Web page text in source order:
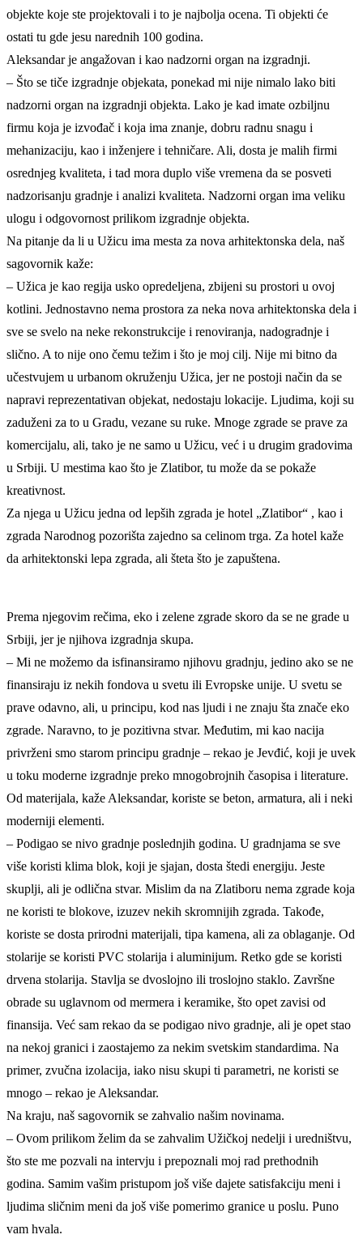
objekte koje ste projektovali i to je najbolja ocena. Ti objekti će
ostati tu gde jesu narednih 100 godina.
Aleksandar je angažovan i kao nadzorni organ na izgradnji.
– Što se tiče izgradnje objekata, ponekad mi nije nimalo lako biti
nadzorni organ na izgradnji objekta. Lako je kad imate ozbiljnu
firmu koja je izvođač i koja ima znanje, dobru radnu snagu i
mehanizaciju, kao i inženjere i tehničare. Ali, dosta je malih firmi
osrednjeg kvaliteta, i tad mora duplo više vremena da se posveti
nadzorisanju gradnje i analizi kvaliteta. Nadzorni organ ima veliku
ulogu i odgovornost prilikom izgradnje objekta.
Na pitanje da li u Užicu ima mesta za nova arhitektonska dela, naš
sagovornik kaže:
– Užica je kao regija usko opredeljena, zbijeni su prostori u ovoj
kotlini. Jednostavno nema prostora za neka nova arhitektonska dela i
sve se svelo na neke rekonstrukcije i renoviranja, nadogradnje i
slično. A to nije ono čemu težim i što je moj cilj. Nije mi bitno da
učestvujem u urbanom okruženju Užica, jer ne postoji način da se
napravi reprezentativan objekat, nedostaju lokacije. Ljudima, koji su
zaduženi za to u Gradu, vezane su ruke. Mnoge zgrade se prave za
komercijalu, ali, tako je ne samo u Užicu, već i u drugim gradovima
u Srbiji. U mestima kao što je Zlatibor, tu može da se pokaže
kreativnost.
Za njega u Užicu jedna od lepših zgrada je hotel „Zlatibor“ , kao i
zgrada Narodnog pozorišta zajedno sa celinom trga. Za hotel kaže
da arhitektonski lepa zgrada, ali šteta što je zapuštena.
Prema njegovim rečima, eko i zelene zgrade skoro da se ne grade u
Srbiji, jer je njihova izgradnja skupa.
– Mi ne možemo da isfinansiramo njihovu gradnju, jedino ako se ne
finansiraju iz nekih fondova u svetu ili Evropske unije. U svetu se
prave odavno, ali, u principu, kod nas ljudi i ne znaju šta znače eko
zgrade. Naravno, to je pozitivna stvar. Međutim, mi kao nacija
privrženi smo starom principu gradnje – rekao je Jevđić, koji je uvek
u toku moderne izgradnje preko mnogobrojnih časopisa i literature.
Od materijala, kaže Aleksandar, koriste se beton, armatura, ali i neki
moderniji elementi.
– Podigao se nivo gradnje poslednjih godina. U gradnjama se sve
više koristi klima blok, koji je sjajan, dosta štedi energiju. Jeste
skuplji, ali je odlična stvar. Mislim da na Zlatiboru nema zgrade koja
ne koristi te blokove, izuzev nekih skromnijih zgrada. Takođe,
koriste se dosta prirodni materijali, tipa kamena, ali za oblaganje. Od
stolarije se koristi PVC stolarija i aluminijum. Retko gde se koristi
drvena stolarija. Stavlja se dvoslojno ili troslojno staklo. Završne
obrade su uglavnom od mermera i keramike, što opet zavisi od
finansija. Već sam rekao da se podigao nivo gradnje, ali je opet stao
na nekoj granici i zaostajemo za nekim svetskim standardima. Na
primer, zvučna izolacija, iako nisu skupi ti parametri, ne koristi se
mnogo – rekao je Aleksandar.
Na kraju, naš sagovornik se zahvalio našim novinama.
– Ovom prilikom želim da se zahvalim Užičkoj nedelji i uredništvu,
što ste me pozvali na intervju i prepoznali moj rad prethodnih
godina. Samim vašim pristupom još više dajete satisfakciju meni i
ljudima sličnim meni da još više pomerimo granice u poslu. Puno
vam hvala.